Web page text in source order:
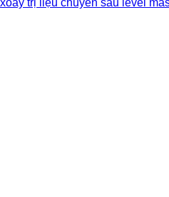
xoay trị liệu chuyên sâu level